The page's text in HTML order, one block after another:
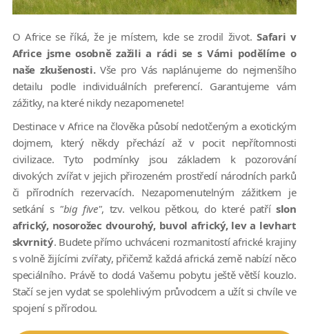
O Africe se říká, že je místem, kde se zrodil život.Safari v
Africe jsme osobně zažili a rádi se s Vámi podělíme o
naše zkušenosti.Vše pro Vás naplánujeme do nejmenšího
detailu podle individuálních preferencí. Garantujeme vám
zážitky, na které nikdy nezapomenete!
Destinace v Africe na člověka působí nedotčeným a exotickým
dojmem, který někdy přechází až v pocit nepřítomnosti
civilizace. Tyto podmínky jsou základem k pozorování
divokých zvířat v jejich přirozeném prostředí národních parků
či přírodních rezervacích. Nezapomenutelným zážitkem je
setkání s "big five", tzv. velkou pětkou, do které patří slon
africký, nosorožec dvourohý, buvol africký, lev a levhart
skvrnitý. Budete přímo uchváceni rozmanitostí africké krajiny
s volně žijícími zvířaty, přičemž každá africká země nabízí něco
speciálního. Právě to dodá Vašemu pobytu ještě větší kouzlo.
Stačí se jen vydat se spolehlivým průvodcem a užít si chvíle ve
spojení s přírodou.